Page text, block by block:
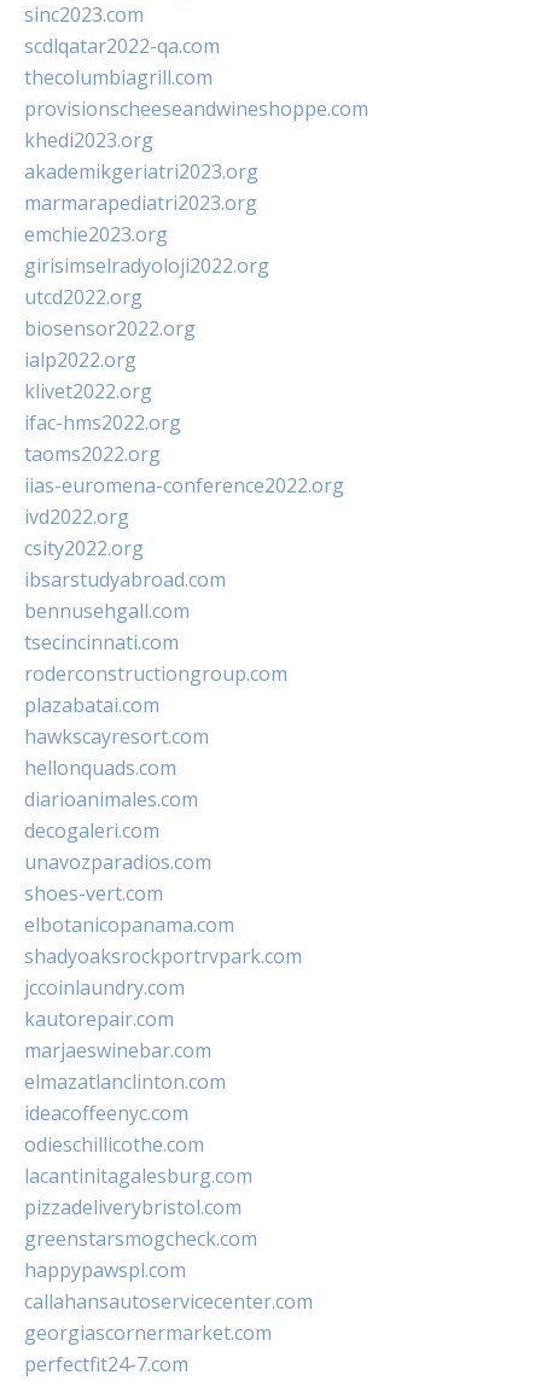
sinc2023.com
scdlqatar2022-qa.com
thecolumbiagrill.com
provisionscheeseandwineshoppe.com
khedi2023.org
akademikgeriatri2023.org
marmarapediatri2023.org
emchie2023.org
girisimselradyoloji2022.org
utcd2022.org
biosensor2022.org
ialp2022.org
klivet2022.org
ifac-hms2022.org
taoms2022.org
iias-euromena-conference2022.org
ivd2022.org
csity2022.org
ibsarstudyabroad.com
bennusehgall.com
tsecincinnati.com
roderconstructiongroup.com
plazabatai.com
hawkscayresort.com
hellonquads.com
diarioanimales.com
decogaleri.com
unavozparadios.com
shoes-vert.com
elbotanicopanama.com
shadyoaksrockportrvpark.com
jccoinlaundry.com
kautorepair.com
marjaeswinebar.com
elmazatlanclinton.com
ideacoffeenyc.com
odieschillicothe.com
lacantinitagalesburg.com
pizzadeliverybristol.com
greenstarsmogcheck.com
happypawspl.com
callahansautoservicecenter.com
georgiascornermarket.com
perfectfit24-7.com